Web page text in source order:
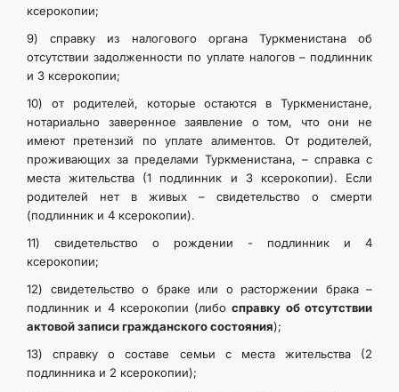
ксерокопии;
9) справку из налогового органа Туркменистана об
отсутствии задолженности по уплате налогов – подлинник
и 3 ксерокопии;
10) от родителей, которые остаются в Туркменистане,
нотариально заверенное заявление о том, что они не
имеют претензий по уплате алиментов. От родителей,
проживающих за пределами Туркменистана, – справка с
места жительства (1 подлинник и 3 ксерокопии). Если
родителей нет в живых – свидетельство о смерти
(подлинник и 4 ксерокопии).
11) свидетельство о рождении - подлинник и 4
ксерокопии;
12) свидетельство о браке или о расторжении брака –
подлинник и 4 ксерокопии (либосправку об отсутствии
актовой записи гражданского состояния);
13) справку о составе семьи с места жительства (2
подлинника и 2 ксерокопии);